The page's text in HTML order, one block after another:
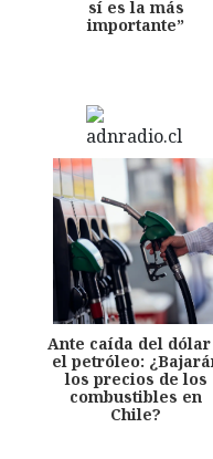
sí es la más
importante”
Ante caída del
el petróleo:
los precios de los
combustibles en
Chile?